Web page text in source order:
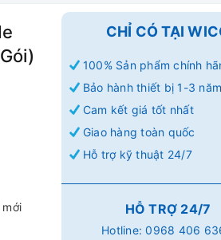
CHỈ CÓ TẠI
100% Sản phẩm chính
Bảo hành thiết bị 1-3 năm
Cam kết giá tốt nhất
Giao hàng toàn quốc
Hỗ trợ kỹ thuật 24/7
HỖ TRỢ 24/7
Hotline:0968 406